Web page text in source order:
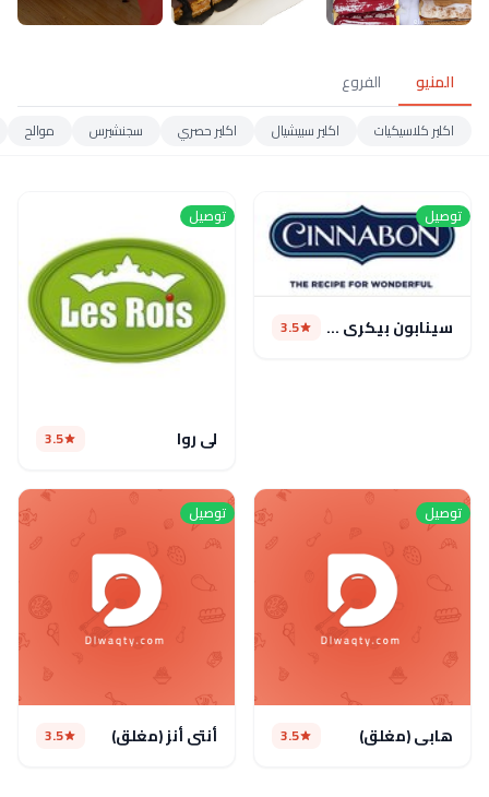
المنيو الفروع
اكلير كلاسيكيات اكلير سبيشيال اكلير حصري سجنشيرس موالح
توصيل
سينابون بيكرى كافيه 3.5
توصيل
لى روا 3.5
توصيل
هابي (مغلق) 3.5
توصيل
أنتى أنز (مغلق) 3.5